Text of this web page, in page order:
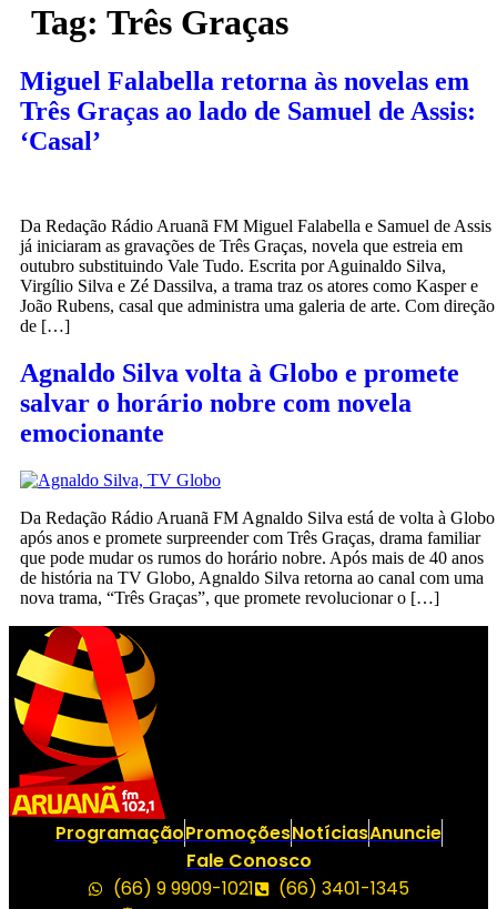
Tag: Três Graças
Miguel Falabella retorna às novelas em
Três Graças ao lado de Samuel de Assis:
‘Casal’
Da Redação Rádio Aruanã FM Miguel Falabella e Samuel de Assis
já iniciaram as gravações de Três Graças, novela que estreia em
outubro substituindo Vale Tudo. Escrita por Aguinaldo Silva,
Virgílio Silva e Zé Dassilva, a trama traz os atores como Kasper e
João Rubens, casal que administra uma galeria de arte. Com direção
de […]
Agnaldo Silva volta à Globo e promete
salvar o horário nobre com novela
emocionante
Da Redação Rádio Aruanã FM Agnaldo Silva está de volta à Globo
após anos e promete surpreender com Três Graças, drama familiar
que pode mudar os rumos do horário nobre. Após mais de 40 anos
de história na TV Globo, Agnaldo Silva retorna ao canal com uma
nova trama, “Três Graças”, que promete revolucionar o […]
ProgramaçãoPromoçõesNotíciasAnuncie
Fale Conosco
(66) 9 9909-1021
(66) 3401-1345